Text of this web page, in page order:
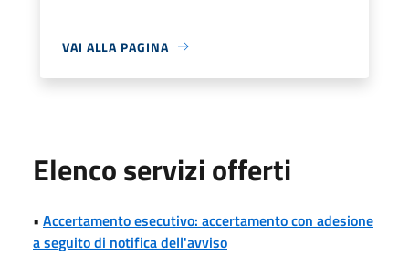
VAI ALLA PAGINA
Elenco servizi offerti
• Accertamento esecutivo: accertamento con adesione
a seguito di notifica dell'avviso